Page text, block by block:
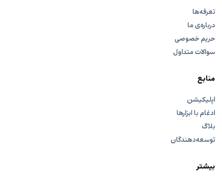
تعرفه‌ها
درباره‌ی ما
حریم خصوصی
سوالات متداول
منابع
اپلیکیشن
ادغام با ابزارها
بلاگ
توسعه‌دهندگان
بیشتر